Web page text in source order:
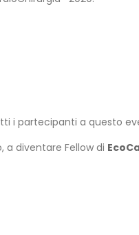
i partecipanti a questo
diventare Fellow di